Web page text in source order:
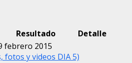
Resultado
Detalle
febrero 2015
fotos y videos DIA 5)